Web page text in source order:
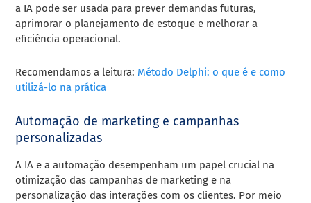
a IA pode ser usada para prever demandas futuras,
aprimorar o planejamento de estoque e melhorar a
eficiência operacional.
Recomendamos a leitura: Método Delphi: o que é e como
utilizá-lo na prática
Automação de marketing e campanhas
personalizadas
A IA e a automação desempenham um papel crucial na
otimização das campanhas de marketing e na
personalização das interações com os clientes. Por meio